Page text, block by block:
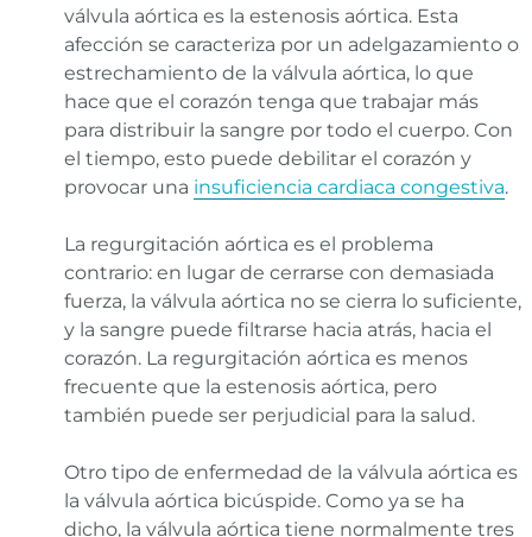
válvula aórtica es la estenosis aórtica. Esta
afección se caracteriza por un adelgazamiento o
estrechamiento de la válvula aórtica, lo que
hace que el corazón tenga que trabajar más
para distribuir la sangre por todo el cuerpo. Con
el tiempo, esto puede debilitar el corazón y
provocar una insuficiencia cardiaca congestiva.
La regurgitación aórtica es el problema
contrario: en lugar de cerrarse con demasiada
fuerza, la válvula aórtica no se cierra lo suficiente,
y la sangre puede filtrarse hacia atrás, hacia el
corazón. La regurgitación aórtica es menos
frecuente que la estenosis aórtica, pero
también puede ser perjudicial para la salud.
Otro tipo de enfermedad de la válvula aórtica es
la válvula aórtica bicúspide. Como ya se ha
dicho, la válvula aórtica tiene normalmente tres